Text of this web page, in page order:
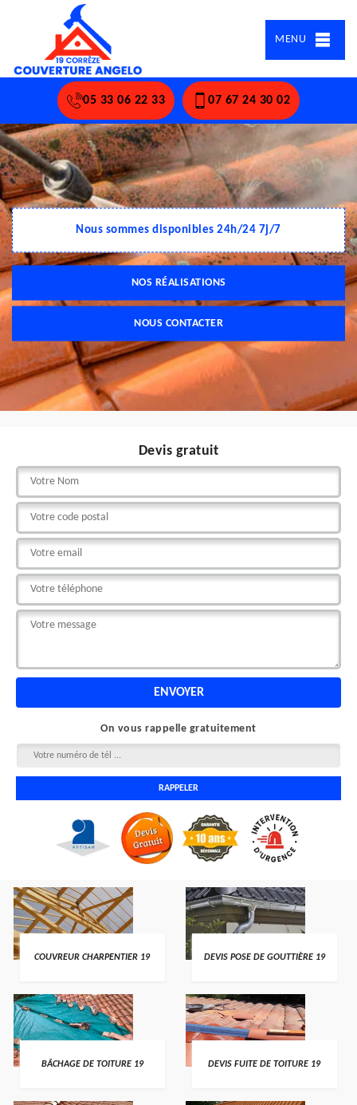
MENU
05 33 06 22 33 07 67 24 30 02
Nous sommes disponibles 24h/24 7j/7
NOS RÉALISATIONS
NOUS CONTACTER
Devis gratuit
On vous rappelle gratuitement
COUVREUR CHARPENTIER 19 DEVIS POSE DE GOUTTIÈRE 19
BÂCHAGE DE TOITURE 19 DEVIS FUITE DE TOITURE 19